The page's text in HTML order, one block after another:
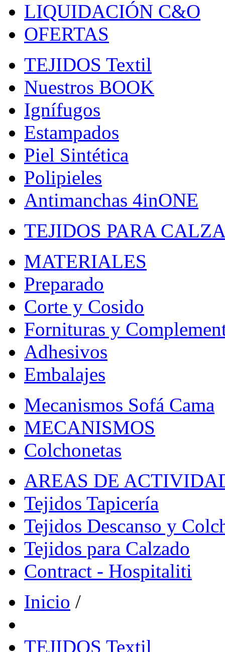
LIQUIDACIÓN C&O
OFERTAS
TEJIDOS Textil
Nuestros BOOK
Ignífugos
Estampados
Piel Sintética
Polipieles
Antimanchas 4inONE
TEJIDOS PARA
MATERIALES
Preparado
Corte y Cosido
Fornituras y
Adhesivos
Embalajes
Mecanismos Sofá Cama
MECANISMOS
Colchonetas
AREAS DE
Tejidos Tapicería
Tejidos Descanso y
Tejidos para Calzado
Contract - Hospitaliti
Inicio /
TEJIDOS Textil